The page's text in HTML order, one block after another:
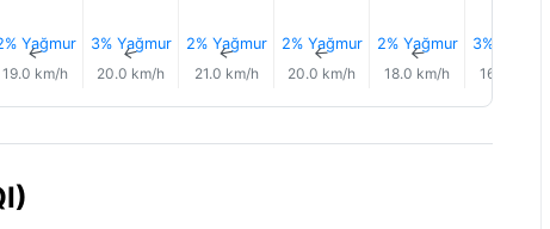
Yağmur
↑
19.0 km/h
3% Yağmur
↑
20.0 km/h
2% Yağmur
↑
21.0 km/h
2% Yağmur
↑
20.0 km/h
2% Yağmur
↑
18.0 km/h
3% Yağmur
16.0 km/h